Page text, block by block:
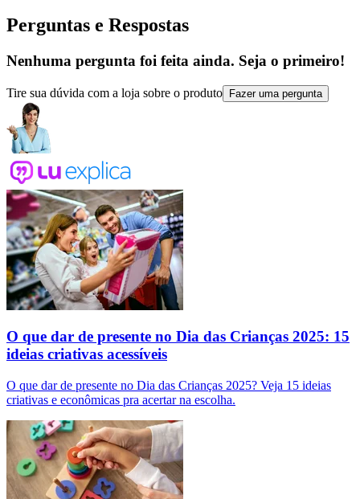
Perguntas e Respostas
Nenhuma pergunta foi feita ainda. Seja o primeiro!
Tire sua dúvida com a loja sobre o produto Fazer uma pergunta
O que dar de presente no Dia das Crianças 2025: 15
ideias criativas acessíveis
O que dar de presente no Dia das Crianças 2025? Veja 15 ideias
criativas e econômicas pra acertar na escolha.